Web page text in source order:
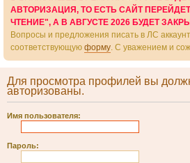
АВТОРИЗАЦИЯ, ТО ЕСТЬ САЙТ
ЧТЕНИЕ", А В АВГУСТЕ 2026 БУДЕТ
Вопросы и предложения писать в ЛС
соответствующую форму. С уважением и
Для просмотра профилей вы
авторизованы.
Имя пользователя:
Пароль: